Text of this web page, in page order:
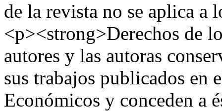
de la revista no se aplica a
<p><strong>Derechos de
autores y las autoras
sus trabajos publicados en
Económicos y conceden a